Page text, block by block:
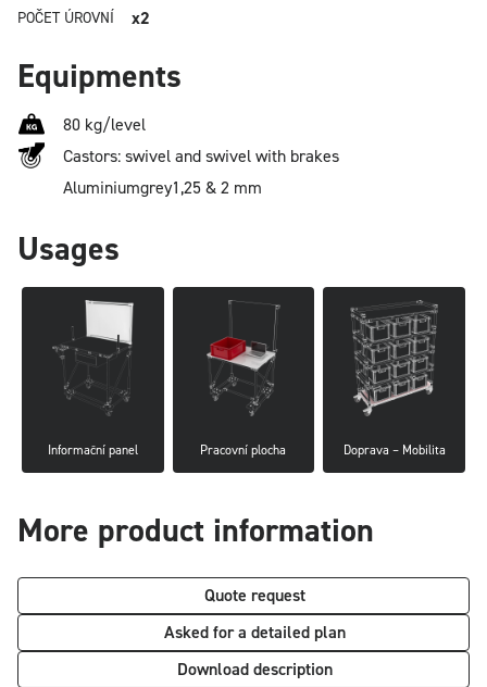
POČET ÚROVNÍ x2
Equipments
80 kg/level
Castors: swivel and swivel with brakes
Aluminiumgrey1,25 & 2 mm
Usages
Informační panel Pracovní plocha Doprava – Mobilita
More product information
Quote request
Asked for a detailed plan
Download description